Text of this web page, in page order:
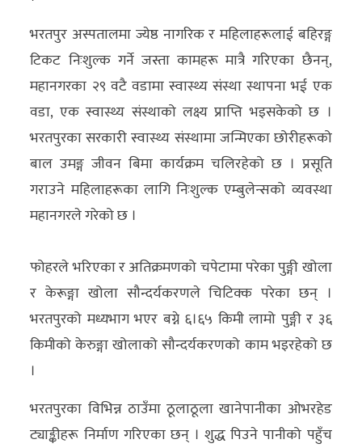
भरतपुर अस्पतालमा ज्येष्ठ नागरिक र महिलाहरूलाई बहिरङ्ग
टिकट निःशुल्क गर्ने जस्ता कामहरू मात्रै गरिएका छैनन्,
महानगरका २९ वटै वडामा स्वास्थ्य संस्था स्थापना भई एक
वडा, एक स्वास्थ्य संस्थाको लक्ष्य प्राप्ति भइसकेको छ ।
भरतपुरका सरकारी स्वास्थ्य संस्थामा जन्मिएका छोरीहरूको
बाल उमङ्ग जीवन बिमा कार्यक्रम चलिरहेको छ । प्रसूति
गराउने महिलाहरूका लागि निःशुल्क एम्बुलेन्सको व्यवस्था
महानगरले गरेको छ ।
फोहरले भरिएका र अतिक्रमणको चपेटामा परेका पुङ्गी खोला
र केरूङ्गा खोला सौन्दर्यकरणले चिटिक्क परेका छन् ।
भरतपुरको मध्यभाग भएर बग्ने ६।६५ किमी लामो पुङ्गी र ३६
किमीको केरुङ्गा खोलाको सौन्दर्यकरणको काम भइरहेको छ
।
भरतपुरका विभिन्न ठाउँमा ठूलाठूला खानेपानीका ओभरहेड
ट्याङ्कीहरू निर्माण गरिएका छन् । शुद्ध पिउने पानीको पहुँच